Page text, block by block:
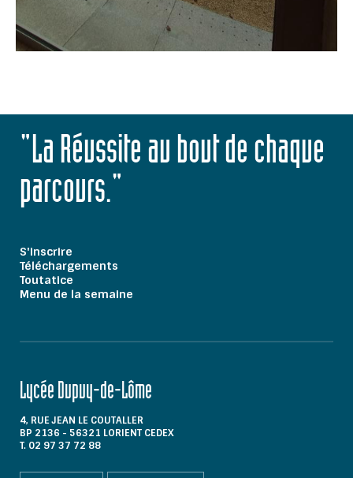
"La Réussite au bout de chaque
parcours."
S'inscrire
Téléchargements
Toutatice
Menu de la semaine
Lycée Dupuy-de-Lôme
4, RUE JEAN LE COUTALLER
BP 2136 - 56321 LORIENT CEDEX
T. 02 97 37 72 88